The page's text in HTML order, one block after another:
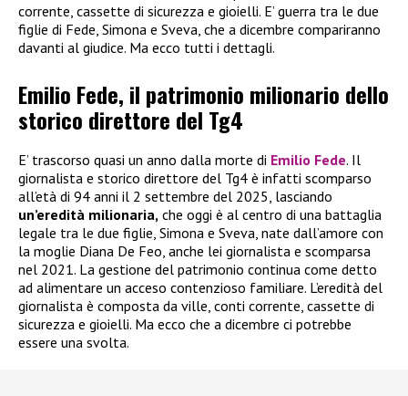
corrente, cassette di sicurezza e gioielli. E’ guerra tra le due
figlie di Fede, Simona e Sveva, che a dicembre compariranno
davanti al giudice. Ma ecco tutti i dettagli.
Emilio Fede, il patrimonio milionario dello
storico direttore del Tg4
E’ trascorso quasi un anno dalla morte di Emilio Fede. Il
giornalista e storico direttore del Tg4 è infatti scomparso
all’età di 94 anni il 2 settembre del 2025, lasciando
un’eredità milionaria, che oggi è al centro di una battaglia
legale tra le due figlie, Simona e Sveva, nate dall’amore con
la moglie Diana De Feo, anche lei giornalista e scomparsa
nel 2021. La gestione del patrimonio continua come detto
ad alimentare un acceso contenzioso familiare. L’eredità del
giornalista è composta da ville, conti corrente, cassette di
sicurezza e gioielli. Ma ecco che a dicembre ci potrebbe
essere una svolta.